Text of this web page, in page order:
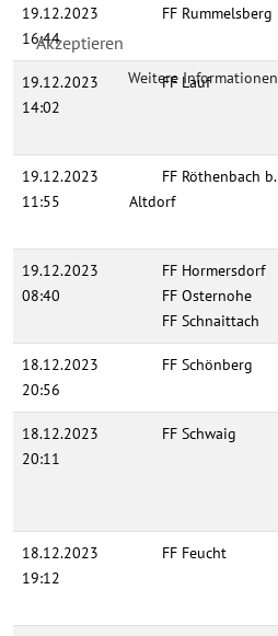
19.12.2023
16:44
FF Rummelsberg
19.12.2023
14:02
FF Lauf
19.12.2023
11:55
FF Röthenbach b.
Altdorf
19.12.2023
08:40
FF Hormersdorf
FF Osternohe
FF Schnaittach
18.12.2023
20:56
FF Schönberg
18.12.2023
20:11
FF Schwaig
18.12.2023
19:12
FF Feucht
Akzeptieren
Weitere Informationen